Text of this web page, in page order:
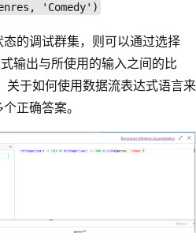
'Comedy')
的调试群集，则可以通过选择
输出与所使用的输入之间的比
关于如何使用数据流表达式语言来
正确答案。